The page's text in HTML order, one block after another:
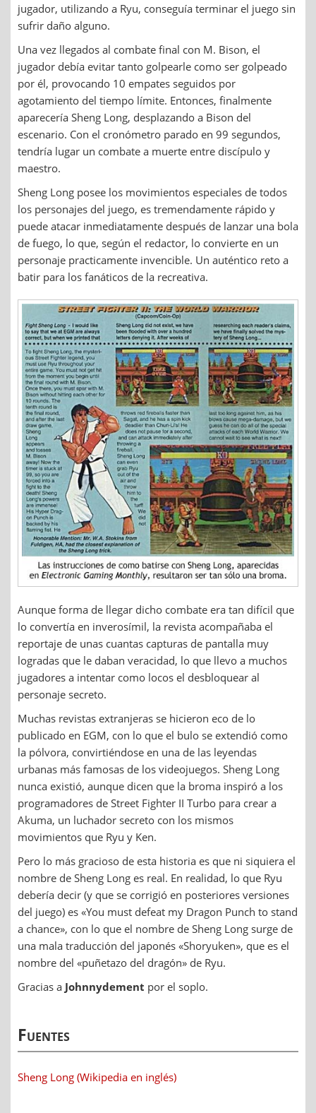
jugador, utilizando a Ryu, conseguía terminar el juego sin
sufrir daño alguno.
Una vez llegados al combate final con M. Bison, el
jugador debía evitar tanto golpearle como ser golpeado
por él, provocando 10 empates seguidos por
agotamiento del tiempo límite. Entonces, finalmente
aparecería Sheng Long, desplazando a Bison del
escenario. Con el cronómetro parado en 99 segundos,
tendría lugar un combate a muerte entre discípulo y
maestro.
Sheng Long posee los movimientos especiales de todos
los personajes del juego, es tremendamente rápido y
puede atacar inmediatamente después de lanzar una bola
de fuego, lo que, según el redactor, lo convierte en un
personaje practicamente invencible. Un auténtico reto a
batir para los fanáticos de la recreativa.
Aunque forma de llegar dicho combate era tan difícil que
lo convertía en inverosímil, la revista acompañaba el
reportaje de unas cuantas capturas de pantalla muy
logradas que le daban veracidad, lo que llevo a muchos
jugadores a intentar como locos el desbloquear al
personaje secreto.
Muchas revistas extranjeras se hicieron eco de lo
publicado en EGM, con lo que el bulo se extendió como
la pólvora, convirtiéndose en una de las leyendas
urbanas más famosas de los videojuegos. Sheng Long
nunca existió, aunque dicen que la broma inspiró a los
programadores de Street Fighter II Turbo para crear a
Akuma, un luchador secreto con los mismos
movimientos que Ryu y Ken.
Pero lo más gracioso de esta historia es que ni siquiera el
nombre de Sheng Long es real. En realidad, lo que Ryu
debería decir (y que se corrigió en posteriores versiones
del juego) es «You must defeat my Dragon Punch to stand
a chance», con lo que el nombre de Sheng Long surge de
una mala traducción del japonés «Shoryuken», que es el
nombre del «puñetazo del dragón» de Ryu.
Gracias a Johnnydement por el soplo.
Fuentes
Sheng Long (Wikipedia en inglés)